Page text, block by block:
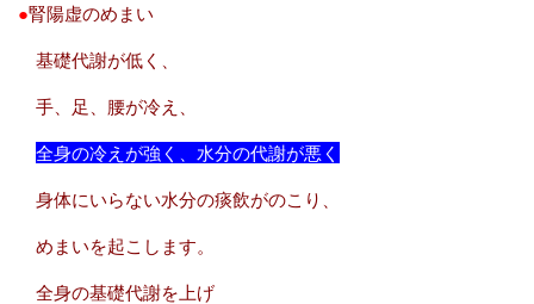
●腎陽虚のめまい
基礎代謝が低く、
手、足、腰が冷え、
全身の冷えが強く、水分の代謝が悪く
身体にいらない水分の痰飲がのこり、
めまいを起こします。
全身の基礎代謝を上げ